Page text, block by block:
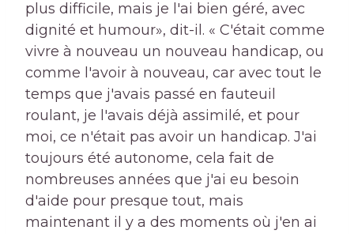
plus difficile, mais je l'ai bien géré, avec
dignité et humour», dit-il. « C'était comme
vivre à nouveau un nouveau handicap, ou
comme l'avoir à nouveau, car avec tout le
temps que j'avais passé en fauteuil
roulant, je l'avais déjà assimilé, et pour
moi, ce n'était pas avoir un handicap. J'ai
toujours été autonome, cela fait de
nombreuses années que j'ai eu besoin
d'aide pour presque tout, mais
maintenant il y a des moments où j'en ai